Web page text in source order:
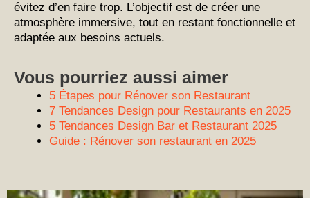
évitez d’en faire trop. L’objectif est de créer une
atmosphère immersive, tout en restant fonctionnelle et
adaptée aux besoins actuels.
Vous pourriez aussi aimer
5 Étapes pour Rénover son Restaurant
7 Tendances Design pour Restaurants en 2025
5 Tendances Design Bar et Restaurant 2025
Guide : Rénover son restaurant en 2025